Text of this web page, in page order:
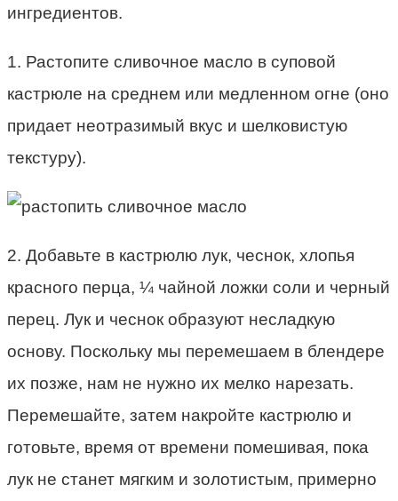
ингредиентов.
1. Растопите сливочное масло в суповой
кастрюле на среднем или медленном огне (оно
придает неотразимый вкус и шелковистую
текстуру).
2. Добавьте в кастрюлю лук, чеснок, хлопья
красного перца, ¼ чайной ложки соли и черный
перец. Лук и чеснок образуют несладкую
основу. Поскольку мы перемешаем в блендере
их позже, нам не нужно их мелко нарезать.
Перемешайте, затем накройте кастрюлю и
готовьте, время от времени помешивая, пока
лук не станет мягким и золотистым, примерно